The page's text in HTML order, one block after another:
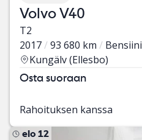
Volvo V40
T2
2017
93 680 km
Bensiini
Kungälv (Ellesbo)
Osta suoraan
Rahoituksen kanssa
elo 12